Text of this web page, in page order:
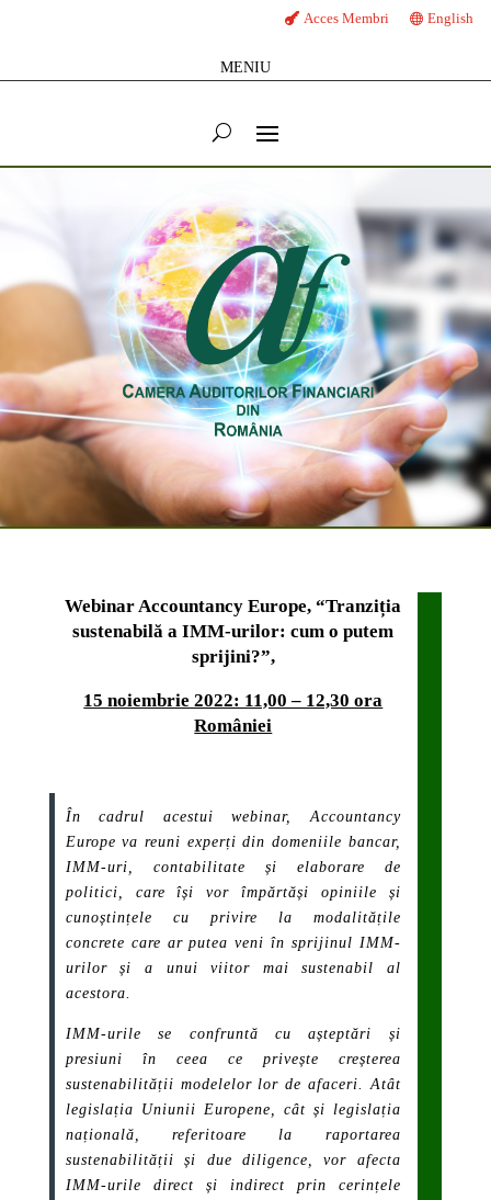
Acces Membri English
MENIU
Webinar Accountancy Europe, “Tranziția
sustenabilă a IMM-urilor: cum o putem
sprijini?”,
15 noiembrie 2022: 11,00 – 12,30 ora
României
În cadrul acestui webinar, Accountancy
Europe va reuni experți din domeniile bancar,
IMM-uri, contabilitate și elaborare de
politici, care își vor împărtăși opiniile și
cunoștințele cu privire la modalitățile
concrete care ar putea veni în sprijinul IMM-
urilor și a unui viitor mai sustenabil al
acestora.
IMM-urile se confruntă cu așteptări și
presiuni în ceea ce privește creșterea
sustenabilității modelelor lor de afaceri. Atât
legislația Uniunii Europene, cât și legislația
națională, referitoare la raportarea
sustenabilității și due diligence, vor afecta
IMM-urile direct și indirect prin cerințele